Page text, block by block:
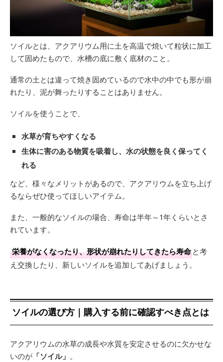
ソイルとは、アクアリウム用に土を高温で焼いて粒状に加工
して固めたもので、水槽の底に敷く底材のこと。
通常の土とは違って焼き固めているので水中の中でも形が崩
れたり、泥が舞ったりすることはありません。
ソイルを使うことで、
水草が育ちやすくなる
生体に害のある物質を吸着し、水の状態を良く保ってく
れる
など、様々なメリットがあるので、アクアリウムを立ち上げ
るならぜひ使ってほしいアイテム。
また、一般的なソイルの場合、寿命は半年～1年くらいとさ
れています。
栄養がなくなったり、形状が崩れたりしてきたら寿命と考
え交換したり、新しいソイルを追加してあげましょう。
ソイルの選び方｜購入する前に確認すべき点とは
アクアリウムの水草の成長や水質を安定させるのに欠かせな
いのが 「ソイル」 。